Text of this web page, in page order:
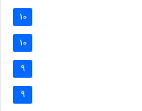
10
10
9
9